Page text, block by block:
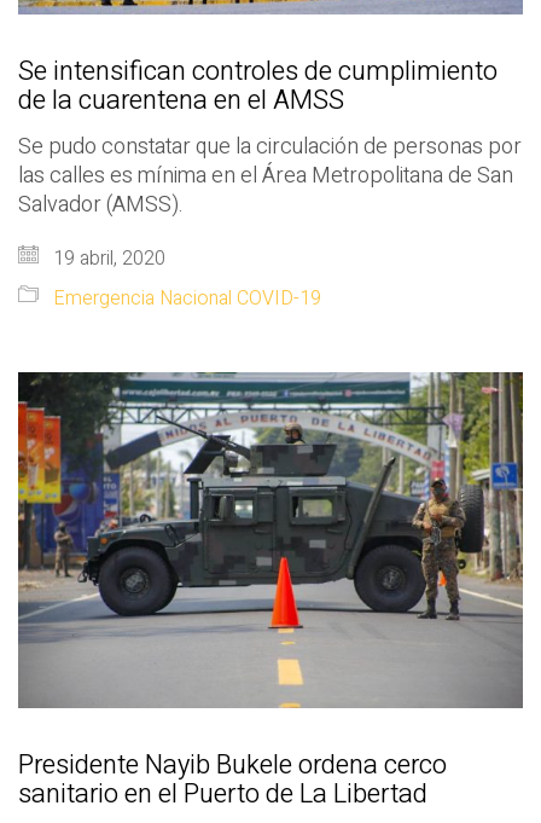
Se intensifican controles de cumplimiento
de la cuarentena en el AMSS
Se pudo constatar que la circulación de personas por
las calles es mínima en el Área Metropolitana de San
Salvador (AMSS).
19 abril, 2020
Emergencia Nacional COVID-19
Presidente Nayib Bukele ordena cerco
sanitario en el Puerto de La Libertad